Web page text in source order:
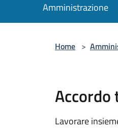
Amministrazione
Home >
Accordo
Lavorare